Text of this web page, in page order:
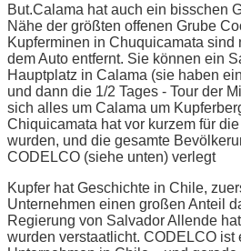
But.Calama hat auch ein bisschen
Nähe der größten offenen Grube
Kupferminen in Chuquicamata sind
dem Auto entfernt. Sie können ein
Hauptplatz in Calama (sie haben
und dann die 1/2 Tages - Tour der
sich alles um Calama um
Chiquicamata hat vor kurzem für
wurden, und die gesamte
CODELCO (siehe unten) verlegt
Kupfer hat Geschichte in Chile,
Unternehmen einen großen Anteil
Regierung von Salvador Allende
wurden verstaatlicht. CODELCO ist